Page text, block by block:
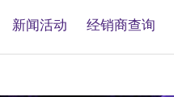
新闻活动 经销商查询